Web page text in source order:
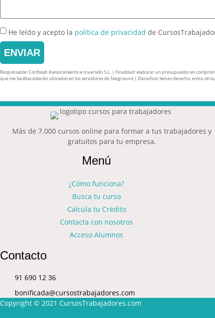
He leído y acepto la política de privacidad de
ENVIAR
Responsable: Confislab Asesoramiento e Inversión S.L. | Finalidad: elaborar un presupuesto sin
que me facilitas estarán ubicados en los servidores de Siteground | Derechos: tienes derecho, entre
Más de 7.000 cursos online para formar a tus trabajadores y
gratuitos para tu empresa.
Menú
¿Cómo funciona?
Busca tu curso
Calcula tu Crédito
Contacta con nosotros
Acceso Alumnos
Contacto
91 690 12 36
bonificada@cursostrabajadores.com
Copyright © 2021 CursosTrabajadores.com